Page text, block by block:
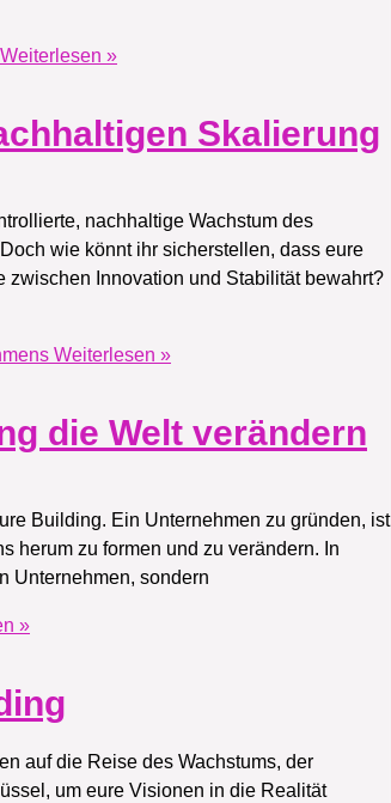
Weiterlesen »
Skalierung
nachhaltige Wachstum des
wie könnt ihr sicherstellen, dass eure
Innovation und Stabilität bewahrt?
Weiterlesen »
die Welt verändern
Building. Ein Unternehmen zu gründen, ist
herum zu formen und zu verändern. In
Unternehmen, sondern
»
auf die Reise des Wachstums, der
um eure Visionen in die Realität